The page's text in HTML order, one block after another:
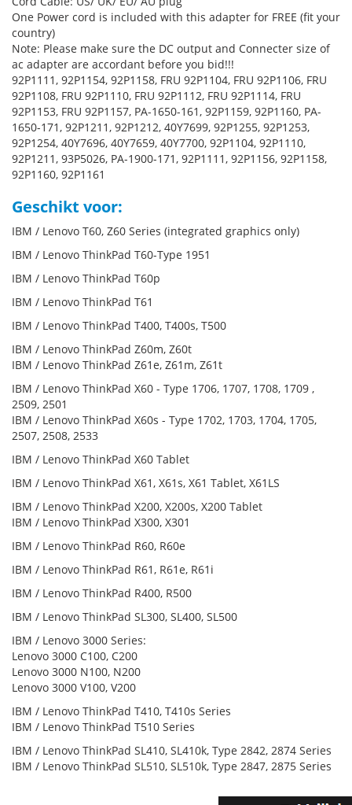
One Power cord is included with this adapter for FREE (fit your
country)
Note: Please make sure the DC output and Connecter size of
ac adapter are accordant before you bid!!!
92P1111, 92P1154, 92P1158, FRU 92P1104, FRU 92P1106, FRU
92P1108, FRU 92P1110, FRU 92P1112, FRU 92P1114, FRU
92P1153, FRU 92P1157, PA-1650-161, 92P1159, 92P1160, PA-
1650-171, 92P1211, 92P1212, 40Y7699, 92P1255, 92P1253,
92P1254, 40Y7696, 40Y7659, 40Y7700, 92P1104, 92P1110,
92P1211, 93P5026, PA-1900-171, 92P1111, 92P1156, 92P1158,
92P1160, 92P1161
Geschikt voor:
IBM / Lenovo T60, Z60 Series (integrated graphics only)
IBM / Lenovo ThinkPad T60-Type 1951
IBM / Lenovo ThinkPad T60p
IBM / Lenovo ThinkPad T61
IBM / Lenovo ThinkPad T400, T400s, T500
IBM / Lenovo ThinkPad Z60m, Z60t
IBM / Lenovo ThinkPad Z61e, Z61m, Z61t
IBM / Lenovo ThinkPad X60 - Type 1706, 1707, 1708, 1709 ,
2509, 2501
IBM / Lenovo ThinkPad X60s - Type 1702, 1703, 1704, 1705,
2507, 2508, 2533
IBM / Lenovo ThinkPad X60 Tablet
IBM / Lenovo ThinkPad X61, X61s, X61 Tablet, X61LS
IBM / Lenovo ThinkPad X200, X200s, X200 Tablet
IBM / Lenovo ThinkPad X300, X301
IBM / Lenovo ThinkPad R60, R60e
IBM / Lenovo ThinkPad R61, R61e, R61i
IBM / Lenovo ThinkPad R400, R500
IBM / Lenovo ThinkPad SL300, SL400, SL500
IBM / Lenovo 3000 Series:
Lenovo 3000 C100, C200
Lenovo 3000 N100, N200
Lenovo 3000 V100, V200
IBM / Lenovo ThinkPad T410, T410s Series
IBM / Lenovo ThinkPad T510 Series
IBM / Lenovo ThinkPad SL410, SL410k, Type 2842, 2874 Series
IBM / Lenovo ThinkPad SL510, SL510k, Type 2847, 2875 Series